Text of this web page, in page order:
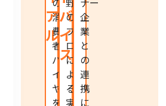
ア
ル
消
費
者・
バ
イ
ヤー
を
バ
イ
ス
の
プ
ロ
に
よ
る
実
企
業
と
の
連
携
に